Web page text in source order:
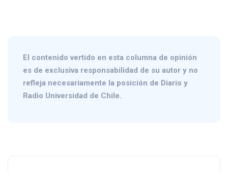
El contenido vertido en esta columna de opinión
es de exclusiva responsabilidad de su autor y no
refleja necesariamente la posición de Diario y
Radio Universidad de Chile.